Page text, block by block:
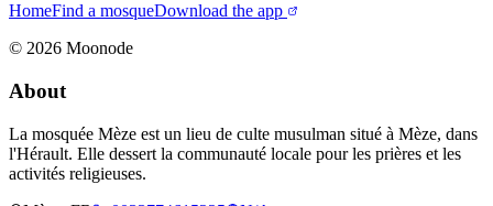
HomeFind a mosqueDownload the app
© 2026 Moonode
About
La mosquée Mèze est un lieu de culte musulman situé à Mèze, dans
l'Hérault. Elle dessert la communauté locale pour les prières et les
activités religieuses.